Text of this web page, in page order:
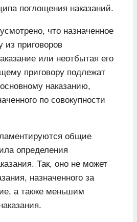
поглощения наказаний.
что назначенное
из приговоров
или неотбытая его
приговору подлежат
наказанию,
по совокупности
общие
определения
Так, оно не может
назначенного за
а также меньшим